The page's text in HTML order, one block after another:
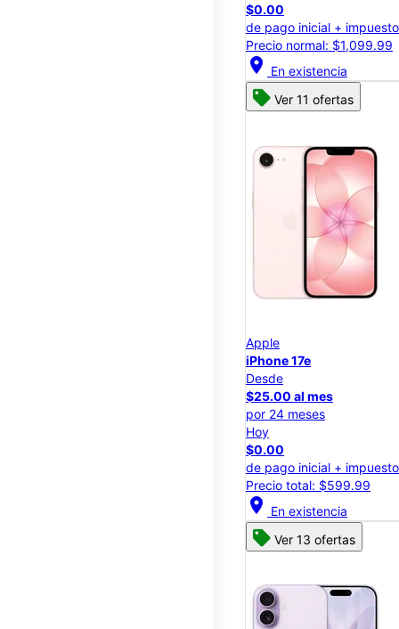
$0.00
de pago inicial +
Precio normal: $1,099.99
location_on En existencia
Ver 11 ofertas
Apple
iPhone 17e
Desde
$25.00 al mes
por 24 meses
Hoy
$0.00
de pago inicial +
Precio total: $599.99
location_on En existencia
Ver 13 ofertas